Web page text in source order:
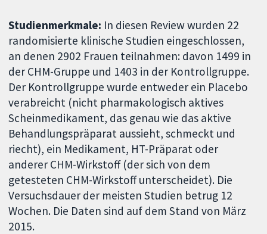
Studienmerkmale: In diesen Review wurden 22
randomisierte klinische Studien eingeschlossen,
an denen 2902 Frauen teilnahmen: davon 1499 in
der CHM-Gruppe und 1403 in der Kontrollgruppe.
Der Kontrollgruppe wurde entweder ein Placebo
verabreicht (nicht pharmakologisch aktives
Scheinmedikament, das genau wie das aktive
Behandlungspräparat aussieht, schmeckt und
riecht), ein Medikament, HT-Präparat oder
anderer CHM-Wirkstoff (der sich von dem
getesteten CHM-Wirkstoff unterscheidet). Die
Versuchsdauer der meisten Studien betrug 12
Wochen. Die Daten sind auf dem Stand von März
2015.